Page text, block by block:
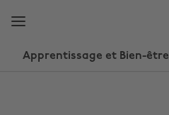
directement
contenu
directement
Apprentissage et Bien-être